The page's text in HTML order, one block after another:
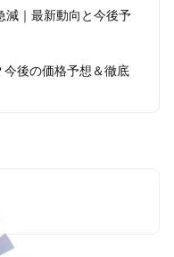
減｜最新動向と今後予
後の価格予想＆徹底